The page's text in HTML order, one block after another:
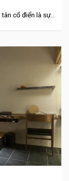
cổ điển là sự...